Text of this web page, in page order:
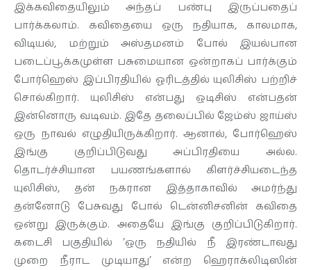
இக்கவிதையிலும் அந்தப் பண்பு இருப்பதைப்
பார்க்கலாம். கவிதையை ஒரு நதியாக, காலமாக,
விடியல், மற்றும் அஸ்தமனம் போல் இயல்பான
படைப்பூக்கமுள்ள பசுமையான ஒன்றாகப் பார்க்கும்
போர்ஹெஸ் இப்பிரதியில் ஓரிடத்தில் யுலிசிஸ் பற்றிச்
சொல்கிறார். யுலிசிஸ் என்பது ஒடிசிஸ் என்பதன்
இன்னொரு வடிவம். இதே தலைப்பில் ஜேம்ஸ் ஜாய்ஸ்
ஒரு நாவல் எழுதியிருக்கிறார். ஆனால், போர்ஹெஸ்
இங்கு குறிப்பிடுவது அப்பிரதியை அல்ல.
தொடர்ச்சியான பயணங்களால் கிளர்ச்சியடைந்த
யுலிசிஸ், தன் நகரான இத்தாகாவில் அமர்ந்து
தன்னோடு பேசுவது போல் டென்னிசனின் கவிதை
ஒன்று இருக்கும். அதையே இங்கு குறிப்பிடுகிறார்.
கடைசி பகுதியில் ’ஒரு நதியில் நீ இரண்டாவது
முறை நீராட முடியாது’ என்ற ஹெராக்லிடிஸின்